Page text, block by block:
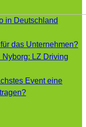
in Deutschland
das Unternehmen?
LZ Driving
Event eine